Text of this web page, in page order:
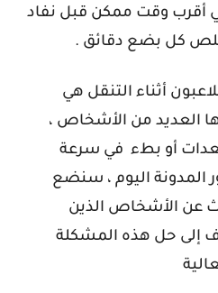
أقرب وقت ممكن قبل نفاد
كل بضع دقائق .
أثناء التنقل هي
العديد من الأشخاص ،
أو بطء في سرعة
المدونة اليوم ، سنضع
عن الأشخاص الذين
إلى حل هذه المشكلة